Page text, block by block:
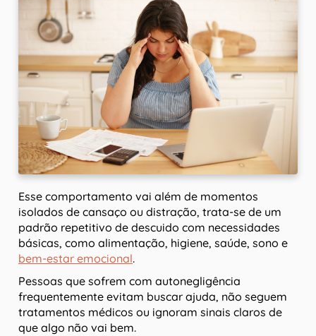
Esse comportamento vai além de momentos
isolados de cansaço ou distração, trata-se de um
padrão repetitivo de descuido com necessidades
básicas, como alimentação, higiene, saúde, sono e
bem-estar emocional.
Pessoas que sofrem com autonegligência
frequentemente evitam buscar ajuda, não seguem
tratamentos médicos ou ignoram sinais claros de
que algo não vai bem.